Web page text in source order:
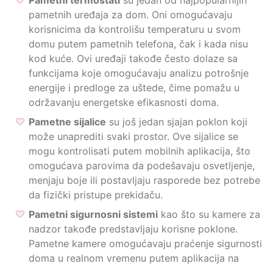
pametnih uređaja za dom. Oni omogućavaju
korisnicima da kontrolišu temperaturu u svom
domu putem pametnih telefona, čak i kada nisu
kod kuće. Ovi uređaji takođe često dolaze sa
funkcijama koje omogućavaju analizu potrošnje
energije i predloge za uštede, čime pomažu u
održavanju energetske efikasnosti doma.
Pametne sijalice su još jedan sjajan poklon koji
može unaprediti svaki prostor. Ove sijalice se
mogu kontrolisati putem mobilnih aplikacija, što
omogućava parovima da podešavaju osvetljenje,
menjaju boje ili postavljaju rasporede bez potrebe
da fizički pristupe prekidaču.
Pametni sigurnosni sistemi kao što su kamere za
nadzor takođe predstavljaju korisne poklone.
Pametne kamere omogućavaju praćenje sigurnosti
doma u realnom vremenu putem aplikacija na